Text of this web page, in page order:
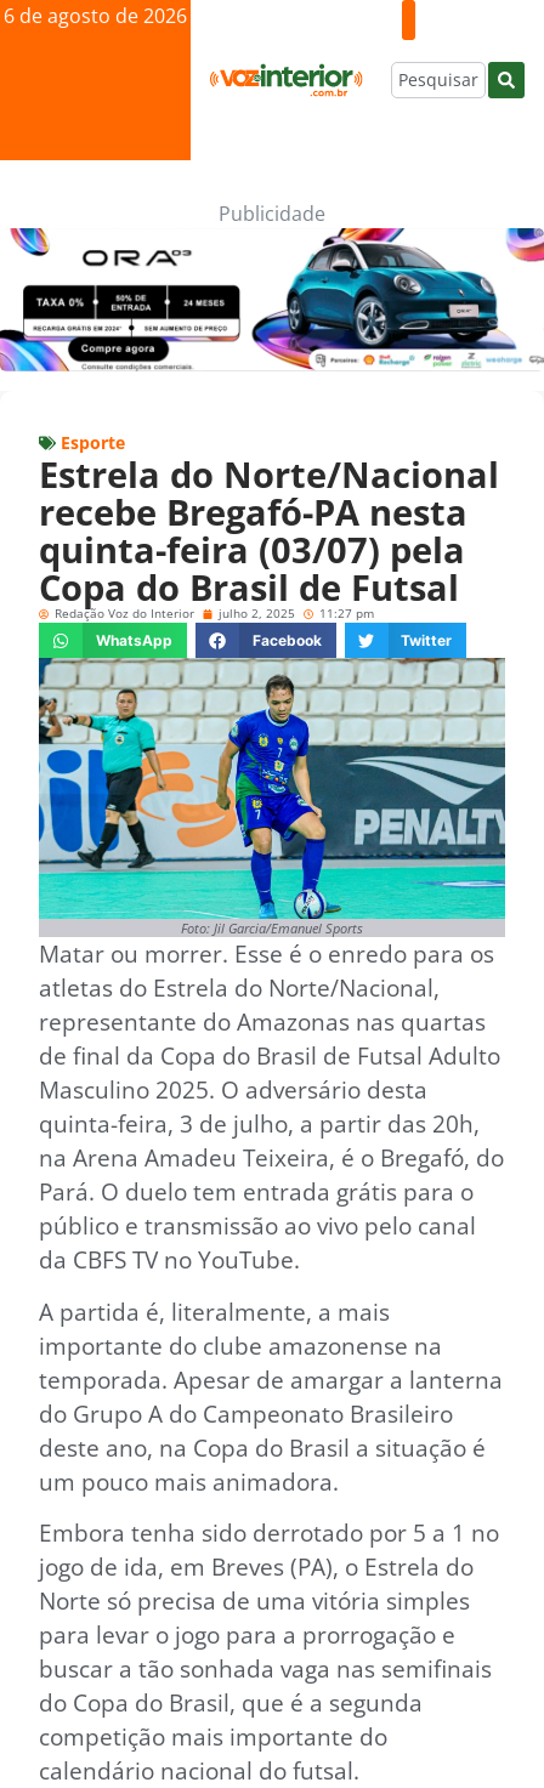
6 de agosto de 2026
Publicidade
Esporte
Estrela do Norte/Nacional
recebe Bregafó-PA nesta
quinta-feira (03/07) pela
Copa do Brasil de Futsal
Redação Voz do Interior julho 2, 2025 11:27 pm
WhatsApp Facebook Twitter
Foto: Jil Garcia/Emanuel Sports
Matar ou morrer. Esse é o enredo para os
atletas do Estrela do Norte/Nacional,
representante do Amazonas nas quartas
de final da Copa do Brasil de Futsal Adulto
Masculino 2025. O adversário desta
quinta-feira, 3 de julho, a partir das 20h,
na Arena Amadeu Teixeira, é o Bregafó, do
Pará. O duelo tem entrada grátis para o
público e transmissão ao vivo pelo canal
da CBFS TV no YouTube.
A partida é, literalmente, a mais
importante do clube amazonense na
temporada. Apesar de amargar a lanterna
do Grupo A do Campeonato Brasileiro
deste ano, na Copa do Brasil a situação é
um pouco mais animadora.
Embora tenha sido derrotado por 5 a 1 no
jogo de ida, em Breves (PA), o Estrela do
Norte só precisa de uma vitória simples
para levar o jogo para a prorrogação e
buscar a tão sonhada vaga nas semifinais
do Copa do Brasil, que é a segunda
competição mais importante do
calendário nacional do futsal.